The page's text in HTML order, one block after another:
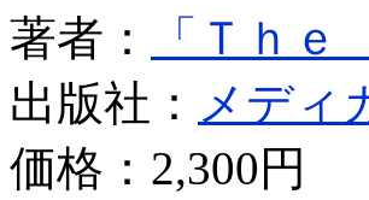
著者：
「Ｔｈ
出版社： メディ
価格： 2,300円